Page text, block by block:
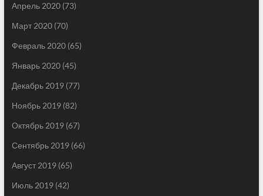
Апрель 2020(73)
Март 2020(70)
Февраль 2020(65)
Январь 2020(45)
Декабрь 2019(77)
Ноябрь 2019(82)
Октябрь 2019(67)
Сентябрь 2019(66)
Август 2019(65)
Июль 2019(42)